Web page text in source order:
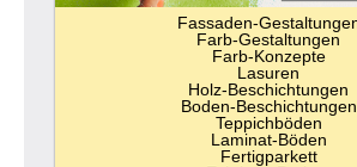
Fassaden-
Farb-Gestaltungen
Farb-Konzepte
Lasuren
Holz-Beschichtungen
Boden-Beschichtungen
Teppichböden
Laminat-Böden
Fertigparkett